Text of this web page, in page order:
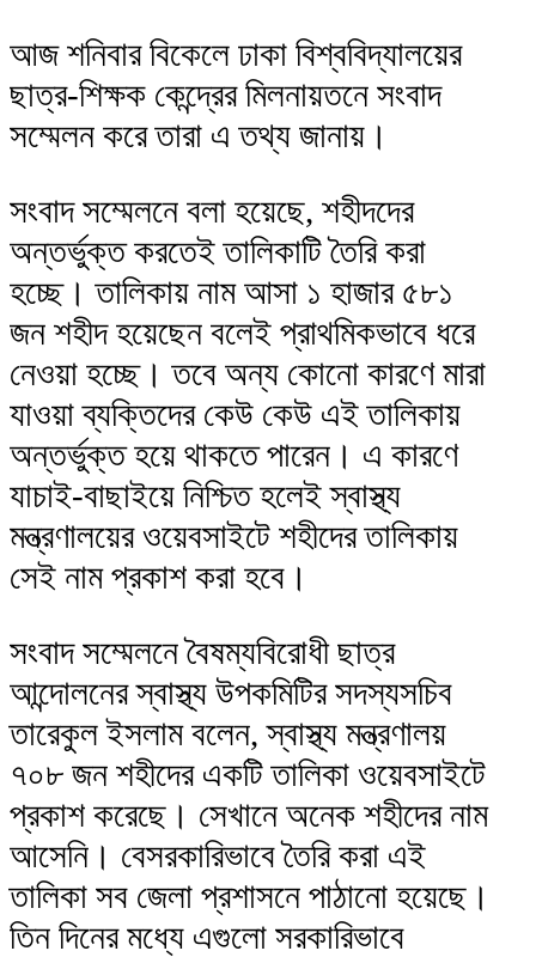
আজ শনিবার বিকেলে ঢাকা বিশ্ববিদ্যালয়ের
ছাত্র-শিক্ষক কেন্দ্রের মিলনায়তনে সংবাদ
সম্মেলন করে তারা এ তথ্য জানায়।
সংবাদ সম্মেলনে বলা হয়েছে, শহীদদের
অন্তর্ভুক্ত করতেই তালিকাটি তৈরি করা
হচ্ছে। তালিকায় নাম আসা ১ হাজার ৫৮১
জন শহীদ হয়েছেন বলেই প্রাথমিকভাবে ধরে
নেওয়া হচ্ছে। তবে অন্য কোনো কারণে মারা
যাওয়া ব্যক্তিদের কেউ কেউ এই তালিকায়
অন্তর্ভুক্ত হয়ে থাকতে পারেন। এ কারণে
যাচাই-বাছাইয়ে নিশ্চিত হলেই স্বাস্থ্য
মন্ত্রণালয়ের ওয়েবসাইটে শহীদের তালিকায়
সেই নাম প্রকাশ করা হবে।
সংবাদ সম্মেলনে বৈষম্যবিরোধী ছাত্র
আন্দোলনের স্বাস্থ্য উপকমিটির সদস্যসচিব
তারেকুল ইসলাম বলেন, স্বাস্থ্য মন্ত্রণালয়
৭০৮ জন শহীদের একটি তালিকা ওয়েবসাইটে
প্রকাশ করেছে। সেখানে অনেক শহীদের নাম
আসেনি। বেসরকারিভাবে তৈরি করা এই
তালিকা সব জেলা প্রশাসনে পাঠানো হয়েছে।
তিন দিনের মধ্যে এগুলো সরকারিভাবে